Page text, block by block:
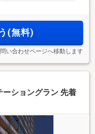
ントリー総数4000件
(無料)
い合わせページへ移動します
ショングラン 先着